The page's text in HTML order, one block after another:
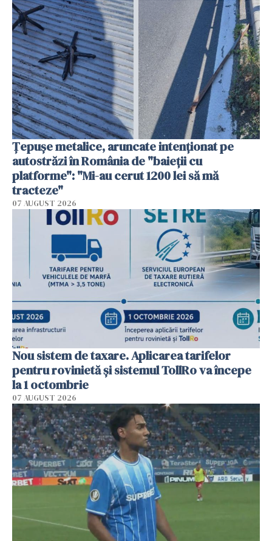
Țepușe metalice, aruncate intenționat pe
autostrăzi în România de "baieții cu
platforme": "Mi-au cerut 1200 lei să mă
tracteze"
07 AUGUST 2026
Nou sistem de taxare. Aplicarea tarifelor
pentru rovinietă şi sistemul TollRo va începe
la 1 octombrie
07 AUGUST 2026